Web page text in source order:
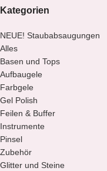
Kategorien
NEUE! Staubabsaugungen
Alles
Basen und Tops
Aufbaugele
Farbgele
Gel Polish
Feilen & Buffer
Instrumente
Pinsel
Zubehör
Glitter und Steine